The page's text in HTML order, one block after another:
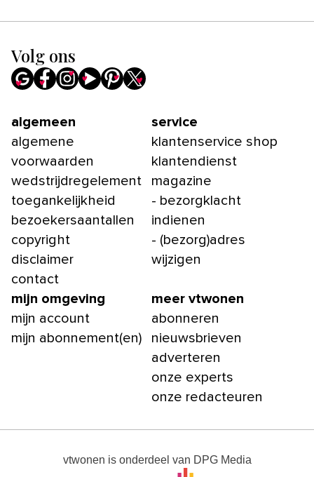
Volg ons
algemeen
algemene
voorwaarden
wedstrijdregelement
toegankelijkheid
bezoekersaantallen
copyright
disclaimer
contact
service
klantenservice shop
klantendienst
magazine
- bezorgklacht
indienen
- (bezorg)adres
wijzigen
mijn omgeving
mijn account
mijn abonnement(en)
meer vtwonen
abonneren
nieuwsbrieven
adverteren
onze experts
onze redacteuren
vtwonen is onderdeel van DPG Media